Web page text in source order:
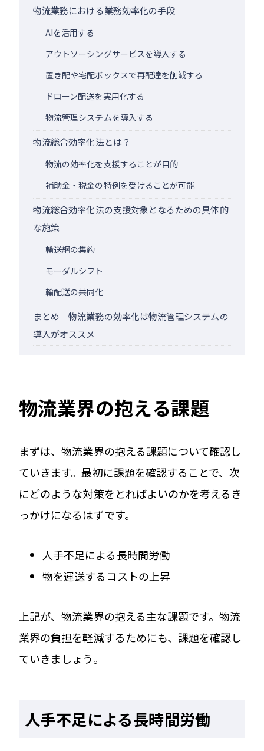
物流業務における業務効率化の手段
AIを活用する
アウトソーシングサービスを導入する
置き配や宅配ボックスで再配達を削減する
ドローン配送を実用化する
物流管理システムを導入する
物流総合効率化法とは？
物流の効率化を支援することが目的
補助金・税金の特例を受けることが可能
物流総合効率化法の支援対象となるための具体的
な施策
輸送網の集約
モーダルシフト
輸配送の共同化
まとめ｜物流業務の効率化は物流管理システムの
導入がオススメ
物流業界の抱える課題
まずは、物流業界の抱える課題について確認し
ていきます。最初に課題を確認することで、次
にどのような対策をとればよいのかを考えるき
っかけになるはずです。
人手不足による長時間労働
物を運送するコストの上昇
上記が、物流業界の抱える主な課題です。物流
業界の負担を軽減するためにも、課題を確認し
ていきましょう。
人手不足による長時間労働